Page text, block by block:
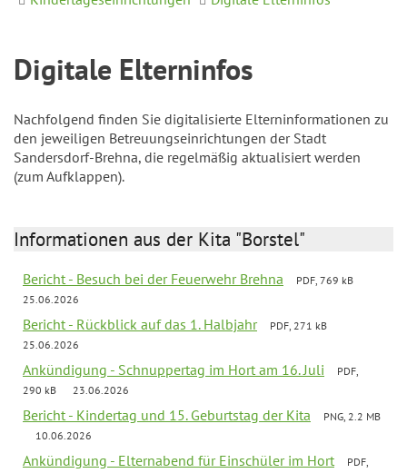
Digitale Elterninfos
Nachfolgend finden Sie digitalisierte Elterninformationen zu
den jeweiligen Betreuungseinrichtungen der Stadt
Sandersdorf-Brehna, die regelmäßig aktualisiert werden
(zum Aufklappen).
Informationen aus der Kita "Borstel"
Bericht - Besuch bei der Feuerwehr Brehna
PDF, 769 kB
25.06.2026
Bericht - Rückblick auf das 1. Halbjahr
PDF, 271 kB
25.06.2026
Ankündigung - Schnuppertag im Hort am 16. Juli
PDF,
290 kB
23.06.2026
Bericht - Kindertag und 15. Geburtstag der Kita
PNG, 2.2 MB
10.06.2026
Ankündigung - Elternabend für Einschüler im Hort
PDF,